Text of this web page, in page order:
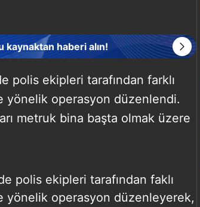
kaynaktan haberi alın!
polis ekipleri tarafından farklı
yönelik operasyon düzenlendi.
metruk bina başta olmak üzere
polis ekipleri tarafından faklı
yönelik operasyon düzenleyerek,